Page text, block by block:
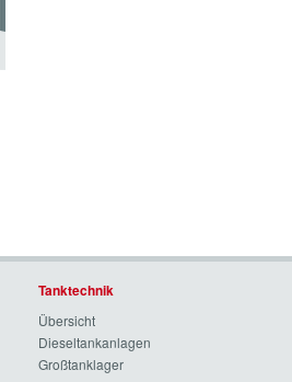
Tanktechnik
Übersicht
Dieseltankanlagen
Großtanklager